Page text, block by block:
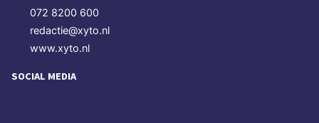
072 8200 600
redactie@xyto.nl
www.xyto.nl
SOCIAL MEDIA